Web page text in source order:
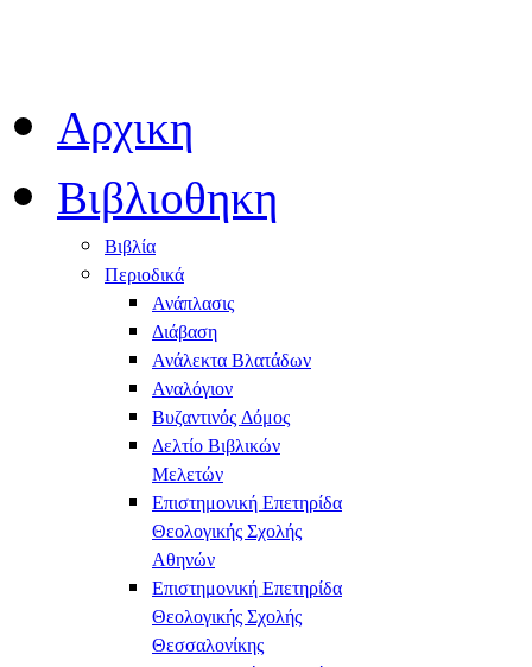
Αρχικη
Βιβλιοθηκη
Βιβλία
Περιοδικά
Ανάπλασις
Διάβαση
Ανάλεκτα Βλατάδων
Αναλόγιον
Βυζαντινός Δόμος
Δελτίο Βιβλικών
Μελετών
Επιστημονική Επετηρίδα
Θεολογικής Σχολής
Αθηνών
Επιστημονική Επετηρίδα
Θεολογικής Σχολής
Θεσσαλονίκης